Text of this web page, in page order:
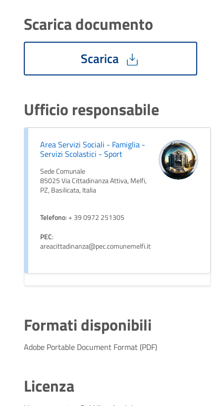
Scarica documento
Scarica
Ufficio responsabile
Area Servizi Sociali - Famiglia -
Servizi Scolastici - Sport
Sede Comunale
85025 Via Cittadinanza Attiva, Melfi,
PZ, Basilicata, Italia
Telefono: + 39 0972 251305
PEC:
areacittadinanza@pec.comunemelfi.it
Formati disponibili
Adobe Portable Document Format (PDF)
Licenza